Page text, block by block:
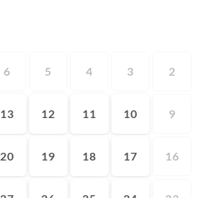
2
3
4
5
6
9
10
11
12
13
16
17
18
19
20